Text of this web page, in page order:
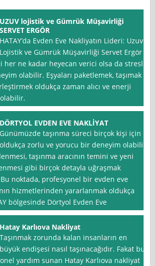
UZUV lojistik ve Gümrük Müşavirliği
SERVET ERGÖR
HATAY’da Evden Eve Nakliyatın Lideri: Uzuv
Lojistik ve Gümrük Müşavirliği Servet Ergör
her ne kadar heyecan verici olsa da stresli
olabilir. Eşyaları paketlemek, taşımak
oldukça zaman alıcı ve enerji
DÖRTYOL EVDEN EVE NAKLİYAT
Günümüzde taşınma süreci birçok kişi için
oldukça zorlu ve yorucu bir deneyim olabilir.
taşınma aracının temini ve yeni
gibi birçok detayla uğraşmak
noktada, profesyonel bir evden eve
hizmetlerinden yararlanmak oldukça
bölgesinde Dörtyol Evden Eve
Hatay Karlıova Nakliyat
Taşınmak zorunda kalan insanların en
büyük endişesi nasıl taşınacağıdır. Fakat bu
yardım sunan Hatay Karlıova nakliyat